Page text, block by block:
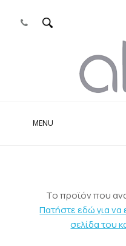
MENU
Το προϊόν που
Πατήστε εδώ για να
σελίδα του